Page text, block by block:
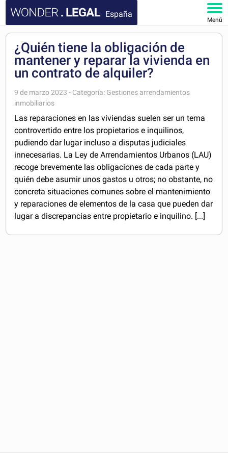
España
Menú
DOCUMENTOS
FAQ
MI CUENTA
¿Quién tiene la obligación de
mantener y reparar la vivienda en
un contrato de alquiler?
9 de marzo 2023 - Categoría: Gestiones arrendamientos
inmobiliarios
Las reparaciones en las viviendas suelen ser un tema
controvertido entre los propietarios e inquilinos,
pudiendo dar lugar incluso a disputas judiciales
innecesarias. La Ley de Arrendamientos Urbanos (LAU)
recoge brevemente las obligaciones de cada parte y
quién debe asumir unos gastos u otros; no obstante, no
concreta situaciones comunes sobre el mantenimiento
y reparaciones de elementos de la casa que pueden dar
lugar a discrepancias entre propietario e inquilino. [...]